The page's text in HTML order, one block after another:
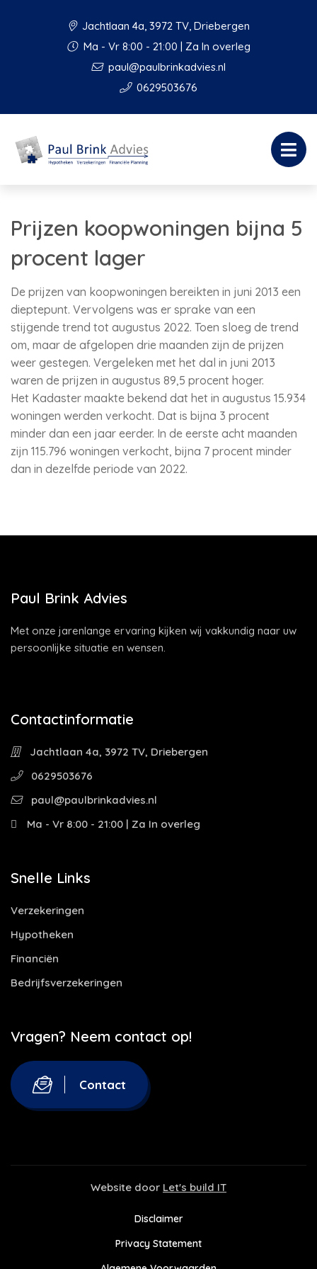
Jachtlaan 4a, 3972 TV, Driebergen
Ma - Vr 8:00 - 21:00 | Za In overleg
paul@paulbrinkadvies.nl
0629503676
Prijzen koopwoningen bijna 5
procent lager
De prijzen van koopwoningen bereikten in juni 2013 een
dieptepunt. Vervolgens was er sprake van een
stijgende trend tot augustus 2022. Toen sloeg de trend
om, maar de afgelopen drie maanden zijn de prijzen
weer gestegen. Vergeleken met het dal in juni 2013
waren de prijzen in augustus 89,5 procent hoger.
Het Kadaster maakte bekend dat het in augustus 15.934
woningen werden verkocht. Dat is bijna 3 procent
minder dan een jaar eerder. In de eerste acht maanden
zijn 115.796 woningen verkocht, bijna 7 procent minder
dan in dezelfde periode van 2022.
Paul Brink Advies
Met onze jarenlange ervaring kijken wij vakkundig naar uw
persoonlijke situatie en wensen.
Contactinformatie
Jachtlaan 4a, 3972 TV, Driebergen
0629503676
paul@paulbrinkadvies.nl
Ma - Vr 8:00 - 21:00 | Za In overleg
Snelle Links
Verzekeringen
Hypotheken
Financiën
Bedrijfsverzekeringen
Vragen? Neem contact op!
Contact
Website door Let's build IT
Disclaimer
Privacy Statement